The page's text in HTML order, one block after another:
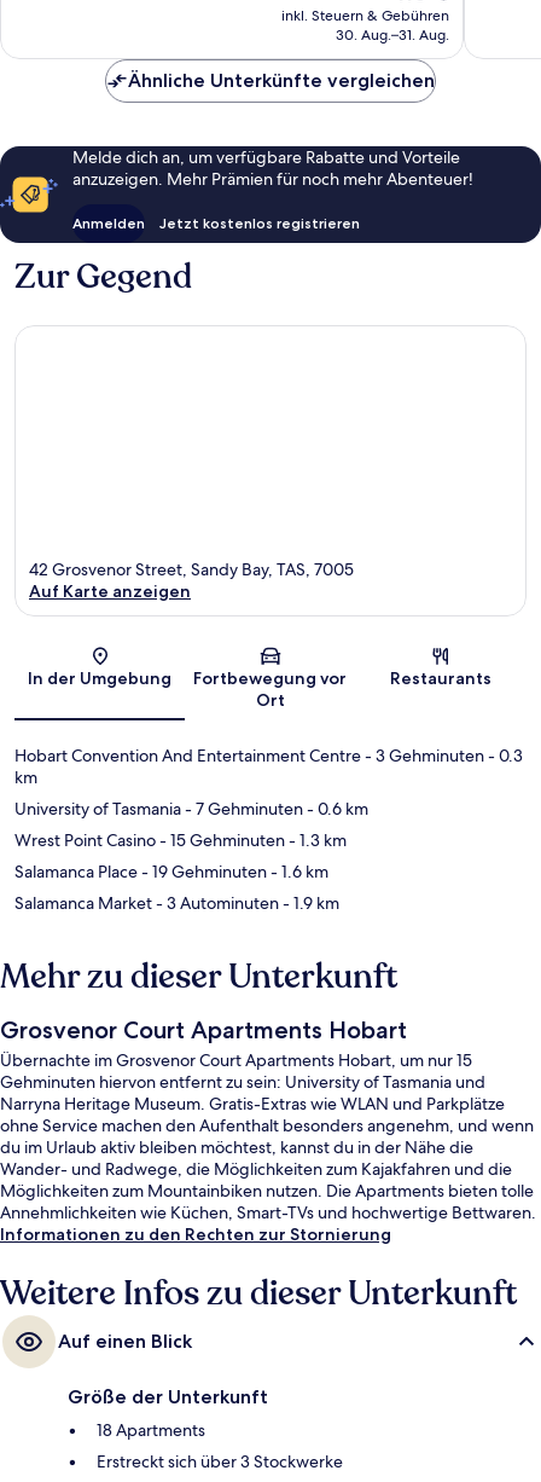
Preis
beträgt
inkl. Steuern & Gebühren
30. Aug.–31. Aug.
Ähnliche Unterkünfte vergleichen
Melde dich an, um verfügbare Rabatte und Vorteile
anzuzeigen. Mehr Prämien für noch mehr Abenteuer!
Anmelden Jetzt kostenlos registrieren
Zur Gegend
Karte
42 Grosvenor Street, Sandy Bay, TAS, 7005
Auf Karte anzeigen
In der Umgebung
Fortbewegung vor
Ort
Restaurants
Hobart Convention And Entertainment Centre- 3 Gehminuten- 0.3
km
University of Tasmania- 7 Gehminuten- 0.6 km
Wrest Point Casino- 15 Gehminuten- 1.3 km
Salamanca Place- 19 Gehminuten- 1.6 km
Salamanca Market- 3 Autominuten- 1.9 km
Mehr zu dieser Unterkunft
Grosvenor Court Apartments Hobart
Übernachte im Grosvenor Court Apartments Hobart, um nur 15
Gehminuten hiervon entfernt zu sein: University of Tasmania und
Narryna Heritage Museum. Gratis-Extras wie WLAN und Parkplätze
ohne Service machen den Aufenthalt besonders angenehm, und wenn
du im Urlaub aktiv bleiben möchtest, kannst du in der Nähe die
Wander- und Radwege, die Möglichkeiten zum Kajakfahren und die
Möglichkeiten zum Mountainbiken nutzen. Die Apartments bieten tolle
Annehmlichkeiten wie Küchen, Smart-TVs und hochwertige Bettwaren.
Anderen Reisenden gefallen das hilfsbereite Personal und die
Informationen zu den Rechten zur Stornierung
Weitere Infos zu dieser Unterkunft
Auf einen Blick
Größe der Unterkunft
18 Apartments
Erstreckt sich über 3 Stockwerke